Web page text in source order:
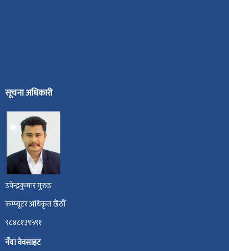
सूचना अधिकारी
उपेन्द्रकुमार गुरुङ
कम्प्यूटर अधिकृत छैंठौँ
९८४८१३९५९१
नँया वेवसाइट